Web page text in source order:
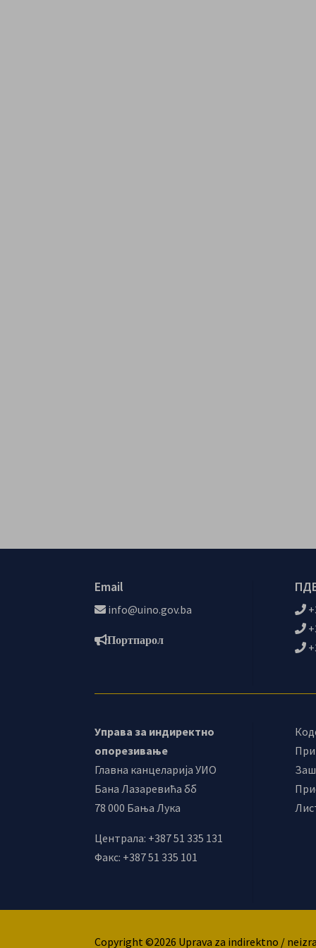
Email
info@uino.gov.ba
Портпарол
Управа за индиректно
опорезивање
Главна канцеларија УИО
Бана Лазаревића бб
78 000 Бања Лука
Централа: +387 51 335 131
Факс: +387 51 335 101
Copyright ©2026 Uprava za indirektno /